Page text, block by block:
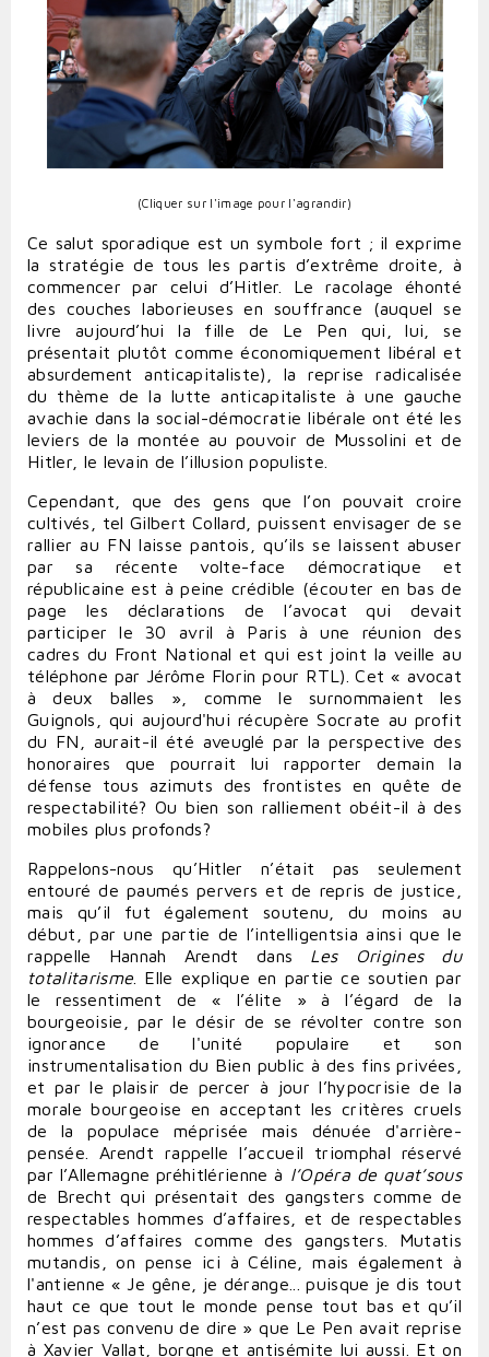
(Cliquer sur l'image pour l'agrandir)
Ce salut sporadique est un symbole fort ; il exprime
la stratégie de tous les partis d’extrême droite, à
commencer par celui d’Hitler. Le racolage éhonté
des couches laborieuses en souffrance (auquel se
livre aujourd’hui la fille de Le Pen qui, lui, se
présentait plutôt comme économiquement libéral et
absurdement anticapitaliste), la reprise radicalisée
du thème de la lutte anticapitaliste à une gauche
avachie dans la social-démocratie libérale ont été les
leviers de la montée au pouvoir de Mussolini et de
Hitler, le levain de l’illusion populiste.
Cependant, que des gens que l’on pouvait croire
cultivés, tel Gilbert Collard, puissent envisager de se
rallier au FN laisse pantois, qu’ils se laissent abuser
par sa récente volte-face démocratique et
républicaine est à peine crédible (écouter en bas de
page les déclarations de l’avocat qui devait
participer le 30 avril à Paris à une réunion des
cadres du Front National et qui est joint la veille au
téléphone par Jérôme Florin pour RTL). Cet « avocat
à deux balles », comme le surnommaient les
Guignols, qui aujourd'hui récupère Socrate au profit
du FN, aurait-il été aveuglé par la perspective des
honoraires que pourrait lui rapporter demain la
défense tous azimuts des frontistes en quête de
respectabilité? Ou bien son ralliement obéit-il à des
mobiles plus profonds?
Rappelons-nous qu’Hitler n’était pas seulement
entouré de paumés pervers et de repris de justice,
mais qu’il fut également soutenu, du moins au
début, par une partie de l’intelligentsia ainsi que le
rappelle Hannah Arendt dans Les Origines du
totalitarisme . Elle explique en partie ce soutien par
le ressentiment de « l’élite » à l’égard de la
bourgeoisie, par le désir de se révolter contre son
ignorance de l'unité populaire et son
instrumentalisation du Bien public à des fins privées,
et par le plaisir de percer à jour l’hypocrisie de la
morale bourgeoise en acceptant les critères cruels
de la populace méprisée mais dénuée d'arrière-
pensée. Arendt rappelle l’accueil triomphal réservé
par l’Allemagne préhitlérienne à l’Opéra de quat’sous
de Brecht qui présentait des gangsters comme de
respectables hommes d’affaires, et de respectables
hommes d’affaires comme des gangsters. Mutatis
mutandis, on pense ici à Céline, mais également à
l'antienne « Je gêne, je dérange... puisque je dis tout
haut ce que tout le monde pense tout bas et qu’il
n’est pas convenu de dire » que Le Pen avait reprise
à Xavier Vallat, borgne et antisémite lui aussi. Et on